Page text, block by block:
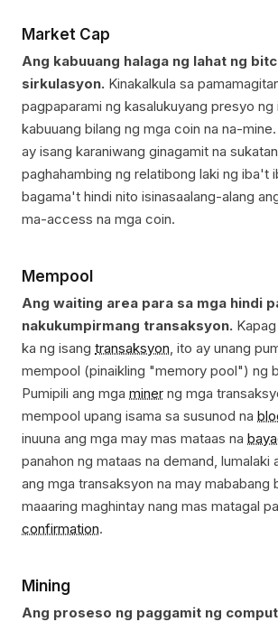
Market Cap
Ang kabuuang halaga ng lahat ng
sirkulasyon. Kinakalkula sa
pagpaparami ng kasalukuyang presyo
kabuuang bilang ng mga coin na na-
ay isang karaniwang ginagamit na
paghahambing ng relatibong laki ng iba't
bagama't hindi nito isinasaalang-alang
ma-access na mga coin.
Mempool
Ang waiting area para sa mga hindi
nakukumpirmang transaksyon.
ka ng isang transaksyon, ito ay unang
mempool (pinaikling "memory pool") ng
Pumipili ang mga miner ng mga
mempool upang isama sa susunod na
inuuna ang mga may mas mataas na
panahon ng mataas na demand, lumalaki
ang mga transaksyon na may mababang
maaaring maghintay nang mas matagal
confirmation.
Mining
Ang proseso ng paggamit ng